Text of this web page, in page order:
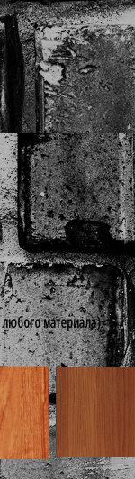
материала).